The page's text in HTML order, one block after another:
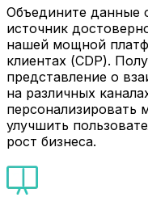
Объедините данные
источник
нашей мощной
клиентах (CDP).
представление о
на различных
персонализировать
улучшить
рост бизнеса.